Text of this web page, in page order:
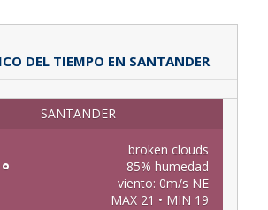
DEL TIEMPO EN SANTANDER
SANTANDER
°
broken clouds
85% humedad
viento: 0m/s NE
MAX 21 • MIN 19